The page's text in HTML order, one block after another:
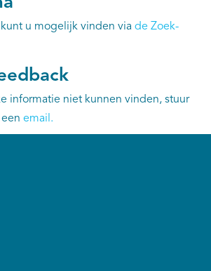
u mogelijk vinden via de Zoek-
informatie niet kunnen vinden, stuur
email.